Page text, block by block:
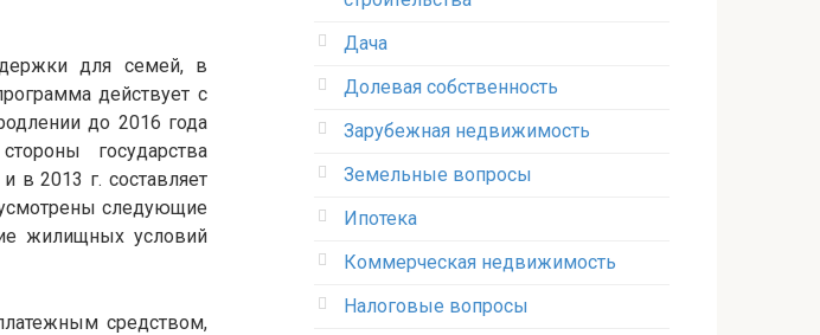
для семей, в
действует с
до 2016 года
государства
в 2013 г. составляет
следующие
жилищных условий
средством,
Дача
Долевая собственность
Зарубежная недвижимость
Земельные вопросы
Ипотека
Коммерческая недвижимость
Налоговые вопросы